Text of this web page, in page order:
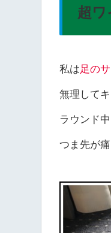
超
私は足の
無理して
ラウンド
つま先が